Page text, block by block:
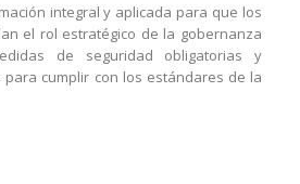
integral y aplicada para que los
el rol estratégico de la gobernanza
de seguridad obligatorias y
cumplir con los estándares de la